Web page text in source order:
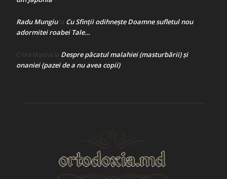
Radu Mungiula Cu Sfinții odihnește Doamne sufletul nou
adormitei roabei Tale…
Crina Marina la Despre păcatul malahiei (masturbării) şi
onaniei (pazei de a nu avea copii)